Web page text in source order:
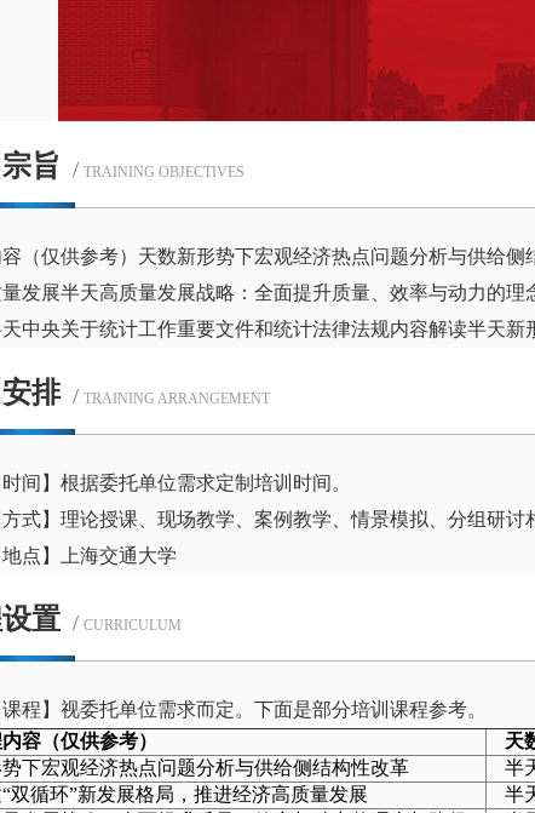
旨 / TRAINING OBJECTIVES
（仅供参考）天数新形势下宏观经济热点问题分析与供给
发展半天高质量发展战略：全面提升质量、效率与动力的
中央关于统计工作重要文件和统计法律法规内容解读半天
排 / TRAINING ARRANGEMENT
间】根据委托单位需求定制培训时间。
式】理论授课、现场教学、案例教学、情景模拟、分组研讨
点】上海交通大学
置 / CURRICULUM
程】视委托单位需求而定。下面是部分培训课程参考。
容（仅供参考）
天
下宏观经济热点问题分析与供给侧结构性改革
半
双循环”新发展格局，推进经济高质量发展
半